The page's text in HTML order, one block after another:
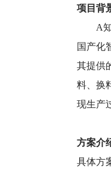
项目背
A知名
国产化
其提供
料、换
现生产
方案介
具体方